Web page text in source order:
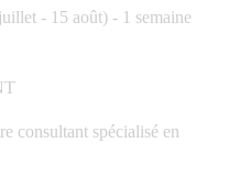
- 15 août) - 1 semaine
consultant spécialisé en